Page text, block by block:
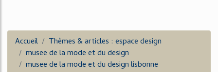
Accueil
Thèmes & articles : espace design
musee de la mode et du design
musee de la mode et du design lisbonne